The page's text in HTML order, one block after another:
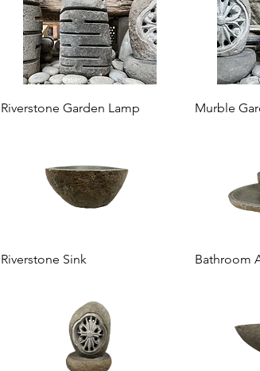
Aperçu rapide
Riverstone Garden Lamp Murble
Aperçu rapide
Riverstone Sink Bathroom